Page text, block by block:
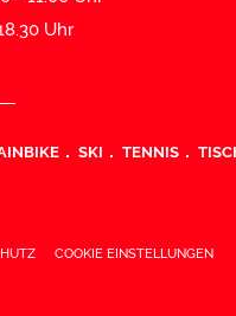
Uhr
SKI TENNIS
COOKIE EINSTELLUNGEN